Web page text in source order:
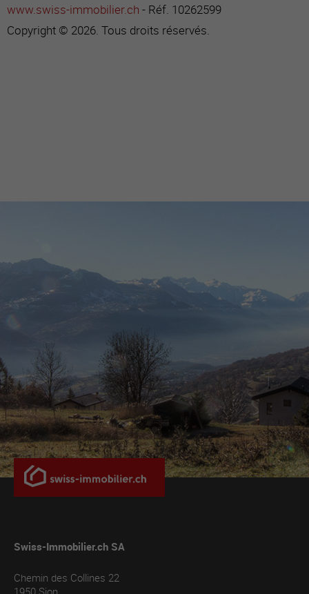
www.swiss-immobilier.ch - Réf. 10262599
Copyright © 2026. Tous droits réservés.
Swiss-Immobilier.ch SA
Chemin des Collines 22
1950 Sion